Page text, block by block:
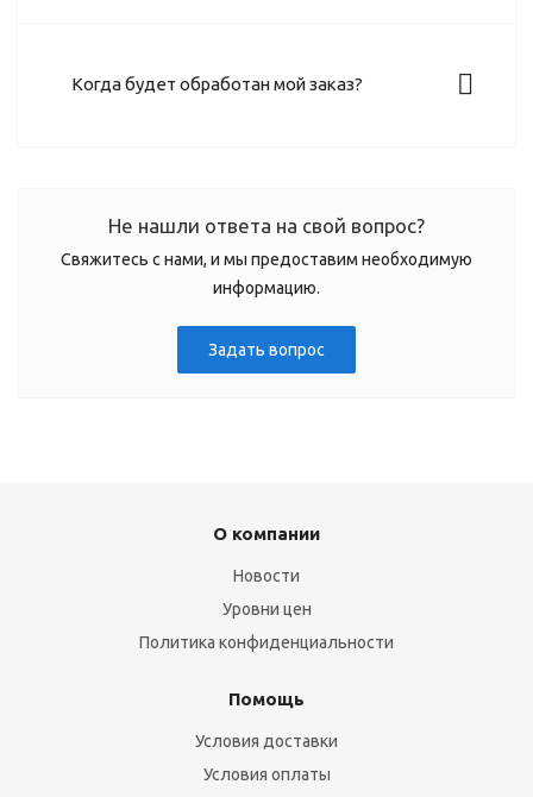
Когда будет обработан мой заказ?
Не нашли ответа на свой вопрос?
Свяжитесь с нами, и мы предоставим необходимую
информацию.
Задать вопрос
О компании
Новости
Уровни цен
Политика конфиденциальности
Помощь
Условия доставки
Условия оплаты